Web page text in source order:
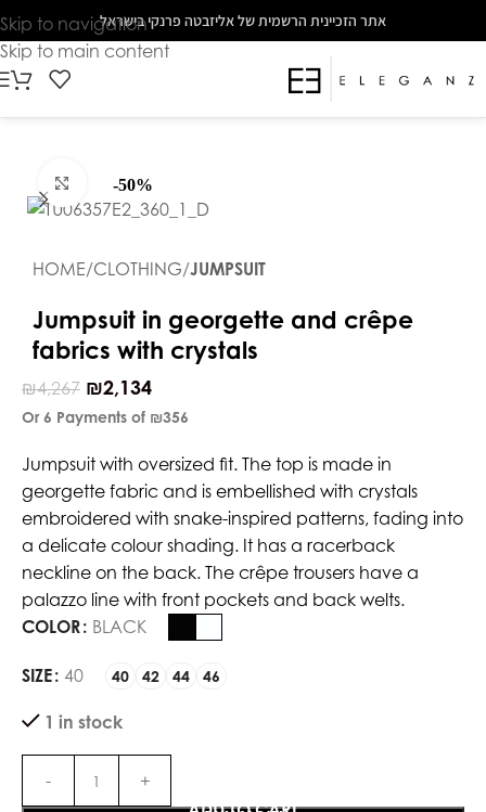
The
beginning
of
web
Content
Skip to navigation
Skip to main content
אתר הזכיינית הרשמית של אליזבטה פרנקי בישראל
-50%
Click to enlarge
HOME CLOTHING JUMPSUIT
Jumpsuit in georgette and crêpe
fabrics with crystals
₪4,267 ₪2,134
Or 6 Payments of ₪356
Jumpsuit with oversized fit. The top is made in
georgette fabric and is embellished with crystals
embroidered with snake-inspired patterns, fading into
a delicate colour shading. It has a racerback
neckline on the back. The crêpe trousers have a
palazzo line with front pockets and back welts.
COLOR BLACK
SIZE 40 40 42 44 46
1 in stock